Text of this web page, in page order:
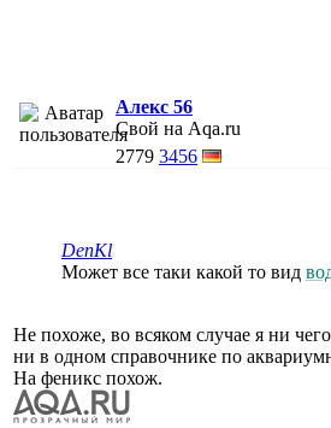
Алекс 56
Свой на Aqa.ru
2779 3456
DenKl
Может все таки какой то вид
Не похоже, во всяком случае я ни
ни в одном справочнике по
На феникс похож.